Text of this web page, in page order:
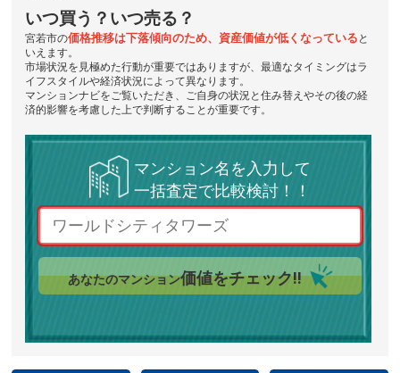
いつ買う？いつ売る？
宮若市の価格推移は下落傾向のため、資産価値が低くなっている と
いえます。
市場状況を見極めた行動が重要ではありますが、最適なタイミングはラ
イフスタイルや経済状況によって異なります。
マンションナビをご覧いただき、ご自身の状況と住み替えやその後の経
済的影響を考慮した上で判断することが重要です。
マンション名を入力して
一括査定で比較検討！！
あなたのマンション価値をチェック!!